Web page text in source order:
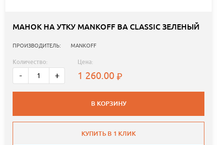
МАНОК НА УТКУ MANKOFF BA CLASSIC ЗЕЛЕНЫЙ
ПРОИЗВОДИТЕЛЬ: MANKOFF
Количество:
- +
Цена:
1 260.00
В КОРЗИНУ
КУПИТЬ В 1 КЛИК